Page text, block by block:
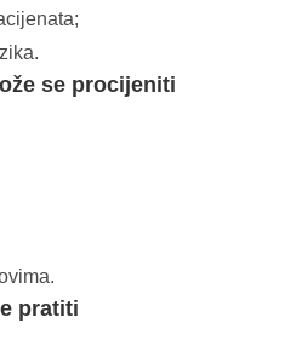
se procijeniti
pratiti